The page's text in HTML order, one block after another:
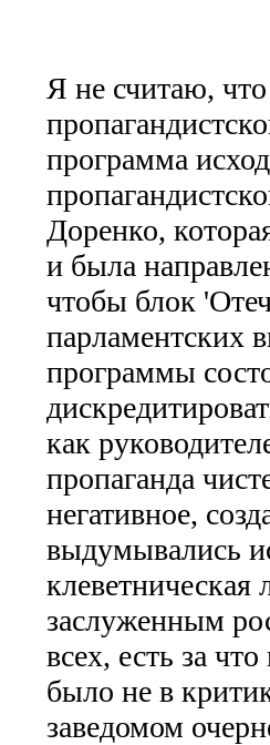
Я не считаю,
программа
Доренко,
и была
чтобы блок
парламентских
программы
как
пропаганда
негативное,
выдумывались
заслуженным
всех, есть за
было не в
заведомом